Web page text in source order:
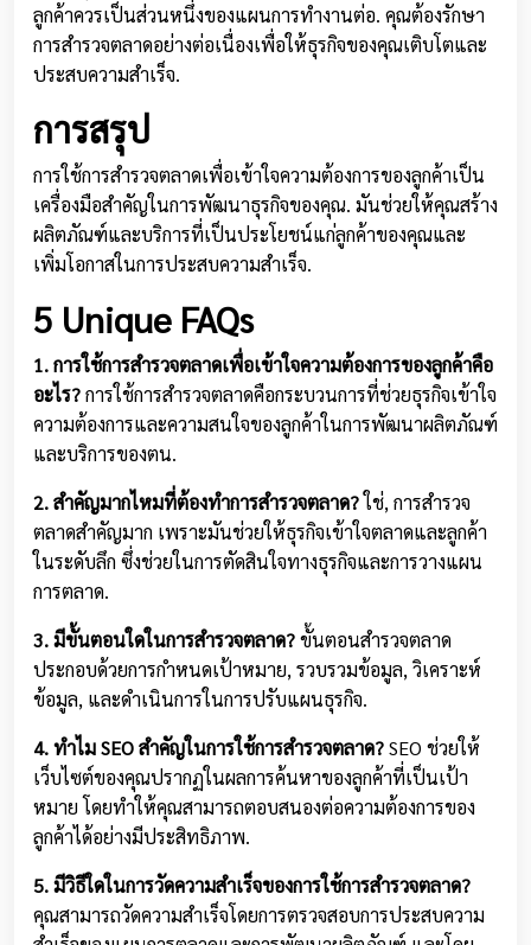
ลูกค้าควรเป็นส่วนหนึ่งของแผนการทำงานต่อ. คุณต้องรักษา
การสำรวจตลาดอย่างต่อเนื่องเพื่อให้ธุรกิจของคุณเติบโตและ
ประสบความสำเร็จ.
การสรุป
การใช้การสำรวจตลาดเพื่อเข้าใจความต้องการของลูกค้าเป็น
เครื่องมือสำคัญในการพัฒนาธุรกิจของคุณ. มันช่วยให้คุณสร้าง
ผลิตภัณฑ์และบริการที่เป็นประโยชน์แก่ลูกค้าของคุณและ
เพิ่มโอกาสในการประสบความสำเร็จ.
5 Unique FAQs
1. การใช้การสำรวจตลาดเพื่อเข้าใจความต้องการของลูกค้าคือ
อะไร?การใช้การสำรวจตลาดคือกระบวนการที่ช่วยธุรกิจเข้าใจ
ความต้องการและความสนใจของลูกค้าในการพัฒนาผลิตภัณฑ์
และบริการของตน.
2. สำคัญมากไหมที่ต้องทำการสำรวจตลาด?ใช่, การสำรวจ
ตลาดสำคัญมาก เพราะมันช่วยให้ธุรกิจเข้าใจตลาดและลูกค้า
ในระดับลึก ซึ่งช่วยในการตัดสินใจทางธุรกิจและการวางแผน
การตลาด.
3. มีขั้นตอนใดในการสำรวจตลาด?ขั้นตอนสำรวจตลาด
ประกอบด้วยการกำหนดเป้าหมาย, รวบรวมข้อมูล, วิเคราะห์
ข้อมูล, และดำเนินการในการปรับแผนธุรกิจ.
4. ทำไม SEO สำคัญในการใช้การสำรวจตลาด?SEO ช่วยให้
เว็บไซต์ของคุณปรากฏในผลการค้นหาของลูกค้าที่เป็นเป้า
หมาย โดยทำให้คุณสามารถตอบสนองต่อความต้องการของ
ลูกค้าได้อย่างมีประสิทธิภาพ.
5. มีวิธีใดในการวัดความสำเร็จของการใช้การสำรวจตลาด?
คุณสามารถวัดความสำเร็จโดยการตรวจสอบการประสบความ